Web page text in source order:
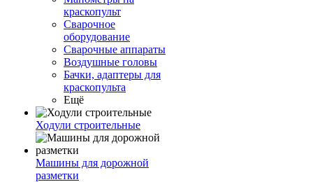
краскопульт
Сварочное
оборудование
Сварочные аппараты
Воздушные головы
Бачки, адаптеры для
краскопульта
Ещё
Ходули строительные
Машины для дорожной
разметки